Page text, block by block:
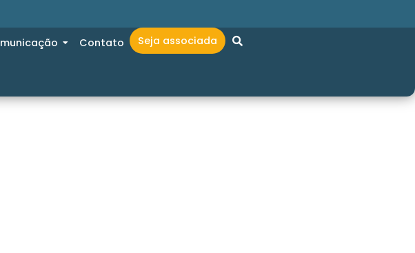
Contato Seja associada